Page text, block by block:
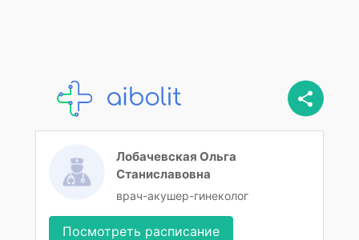
Лобачевская Ольга
Станиславовна
врач-акушер-гинеколог
Посмотреть расписание